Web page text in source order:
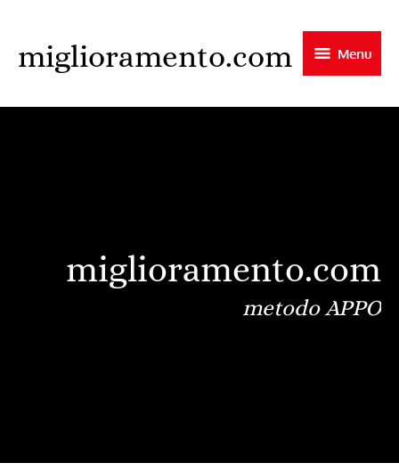
to
content
miglioramento.com Menu
miglioramento.com
metodo APPO